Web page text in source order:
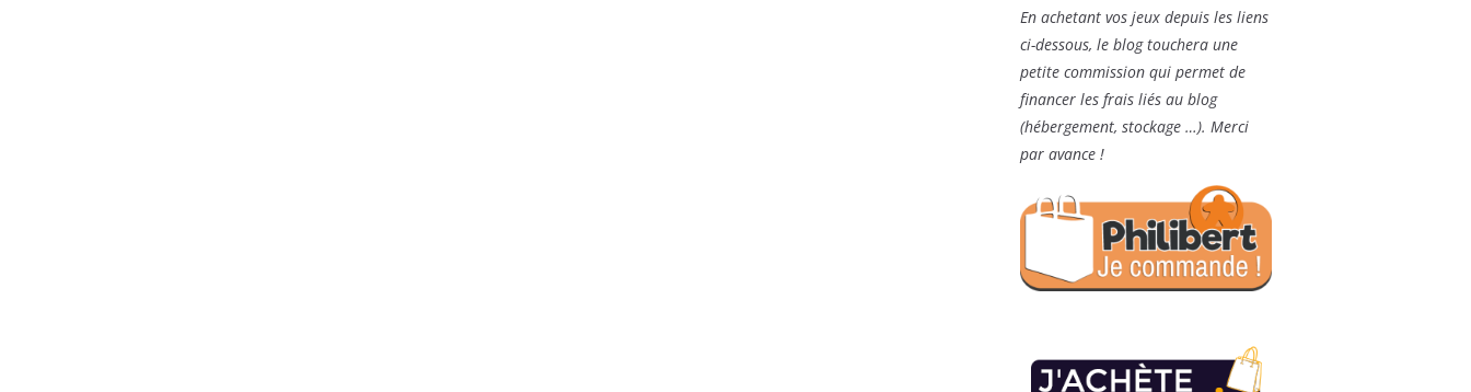
En achetant vos jeux depuis les liens
ci-dessous, le blog touchera une
petite commission qui permet de
financer les frais liés au blog
(hébergement, stockage …). Merci
par avance !